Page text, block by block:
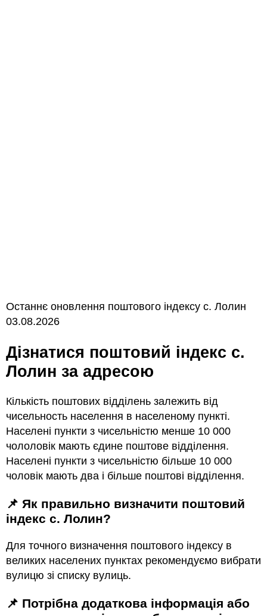
Останнє оновлення поштового індексу с. Лолин
03.08.2026
Дізнатися поштовий індекс с.
Лолин за адресою
Кількість поштових відділень залежить від
чисельность населення в населеному пункті.
Населені пункти з чисельністю менше 10 000
чололовік мають єдине поштове відділення.
Населені пункти з чисельністю більше 10 000
чоловік мають два і більше поштові відділення.
📌 Як правильно визначити поштовий
індекс с. Лолин?
Для точного визначення поштового індексу в
великих населених пунктах рекомендуємо вибрати
вулицю зі списку вулиць.
📌 Потрібна додаткова інформація або